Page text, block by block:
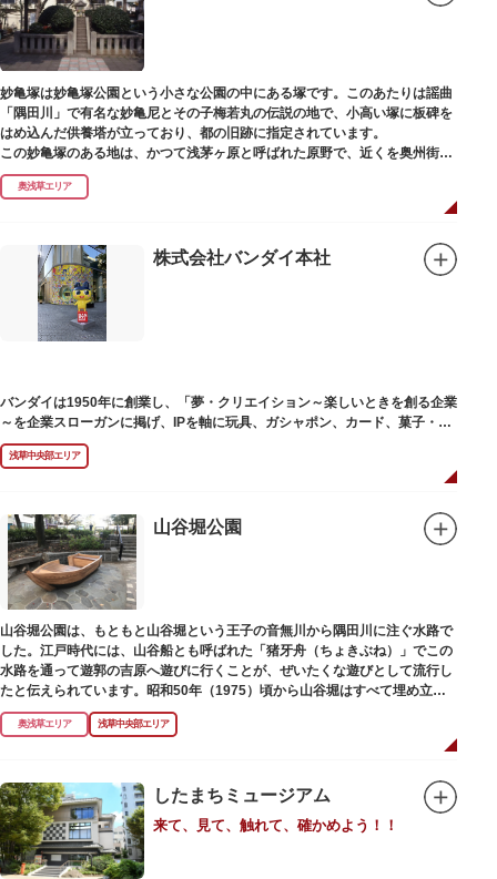
妙亀塚は妙亀塚公園という小さな公園の中にある塚です。このあたりは謡曲
「隅田川」で有名な妙亀尼とその子梅若丸の伝説の地で、小高い塚に板碑を
はめ込んだ供養塔が立っており、都の旧跡に指定されています。
この妙亀塚のある地は、かつて浅茅ヶ原と呼ばれた原野で、近くを奥州街道
が通じていました。妙亀塚は「梅若伝説」にちなんだ名称です。「梅若伝
説」とは平安時代、吉田少将惟房の子・梅若が、信夫藤太という人買いにさ
らわれ、都から奥州へつれて行かれる途中、重い病にかかりこの地に捨てら
田川岸で里人から梅若の死を知らされ、髪をおろして妙亀尼と称し庵を結ん
だ、という説話です。謡曲『隅田川』はこの伝説をもとにしています。
塚の上には板碑が祀られています。この板碑には「弘安十一年戊子五月二十
二日孝子敬白」と刻まれており、区内でも古いものです。しかし妙亀塚と板
碑との関係は、明らかではありません。
奥浅草エリア
株式会社バンダイ本社
バンダイは1950年に創業し、「夢・クリエイション～楽しいときを創る企業
～を企業スローガンに掲げ、IPを軸に玩具、ガシャポン、カード、菓子・食
品・食玩、アパレル、日用雑貨など、お客さまの身近で楽しんでいただける
エンターテインメントをお届けしています。
浅草中央部エリア
山谷堀公園
山谷堀公園は、もともと山谷堀という王子の音無川から隅田川に注ぐ水路で
した。江戸時代には、山谷船とも呼ばれた「猪牙舟（ちょきぶね）」でこの
水路を通って遊郭の吉原へ遊びに行くことが、ぜいたくな遊びとして流行し
たと伝えられています。昭和50年（1975）頃から山谷堀はすべて埋め立て
られて暗渠となり、細長い公園として生まれ変わりました。山谷堀公園に
は、猪牙舟についての説明板も設置されています。
奥浅草エリア 浅草中央部エリア
したまちミュージアム
来て、見て、触れて、確かめよう！！